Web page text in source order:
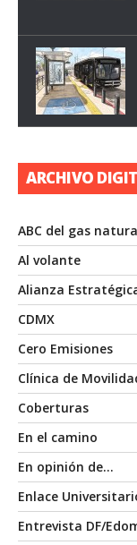
ARCHIVO
ABC del gas
Al volante
Alianza
CDMX
Cero Emisiones
Clínica de
Coberturas
En el camino
En opinión de…
Enlace
Entrevista DF/